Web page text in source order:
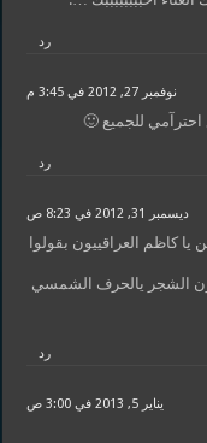
رد
نوفمبر 27, 2012 في 3:45 م
للجميع 🙂
رد
ديسمبر 31, 2012 في 8:23 ص
يا كاظم العراقييون بقولوا
الشجر يالحرف الشمسي
رد
يناير 5, 2013 في 3:00 ص